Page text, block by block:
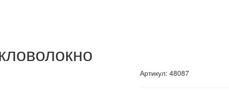
Артикул: 48087